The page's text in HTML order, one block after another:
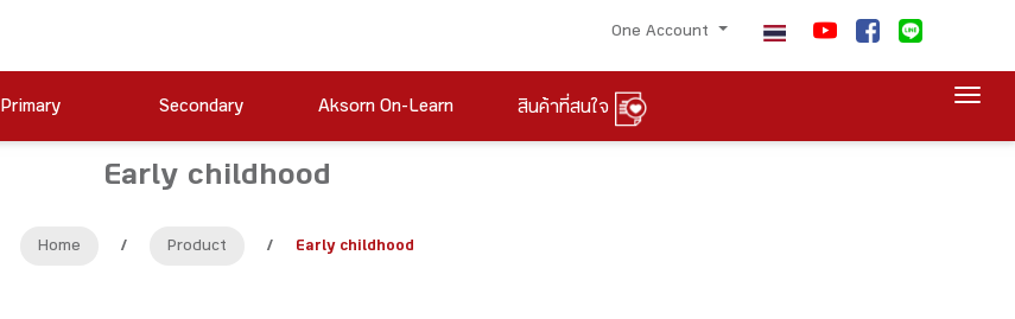
One Account
Primary Secondary Aksorn On-Learn สินค้าที่สนใจ
Early childhood
Home / Product / Early childhood